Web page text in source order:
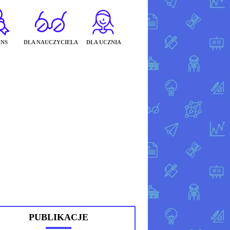
DLA NAUCZYCIELA DLA UCZNIA
PUBLIKACJE